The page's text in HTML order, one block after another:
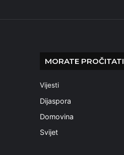
MORATE PROČITATI
Vijesti
Dijaspora
Domovina
Svijet